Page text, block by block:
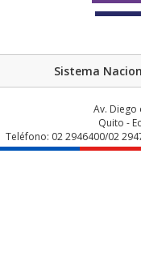
Sistema
Av. Diego
Quito -
Teléfono: 02 2946400/02